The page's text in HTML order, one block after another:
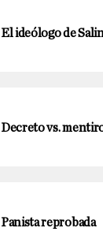
El ideólogo de
Decreto vs.
Panista reprobada